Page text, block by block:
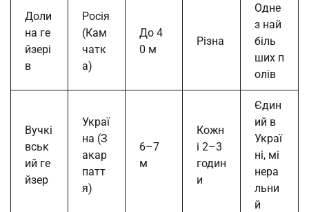
Доли
на ге
йзері
в
Росія
(Кам
чатк
а)
До 4
0 м
Різна
Одне
з най
біль
ших п
олів
Вучкі
вськ
ий ге
йзер
Украї
на (З
акар
патт
я)
6–7
м
Кожн
і 2–3
годин
и
Єдин
ий в
Украї
ні, мі
нера
льни
й